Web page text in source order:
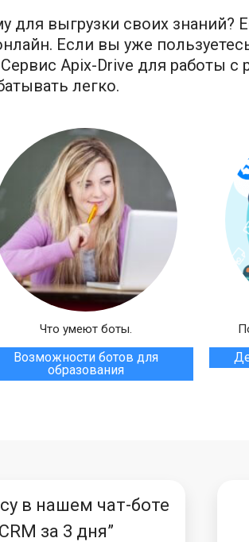
для выгрузки своих
Если вы уже
Apix-Drive для работы с
легко.
Что умеют боты.
Возможности ботов для
образования
в нашем чат-боте
за 3 дня”